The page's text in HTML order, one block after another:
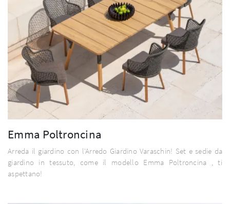
Emma Poltroncina
Arreda il giardino con l'Arredo Giardino Varaschin! Set e sedie da
giardino in tessuto, come il modello Emma Poltroncina , ti
aspettano!